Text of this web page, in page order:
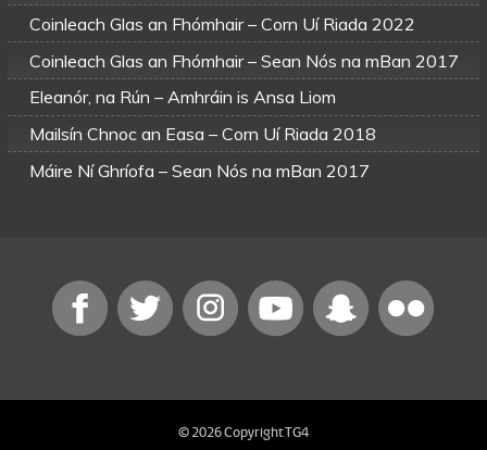
Coinleach Glas an Fhómhair – Corn Uí Riada 2022
Coinleach Glas an Fhómhair – Sean Nós na mBan 2017
Eleanór, na Rún – Amhráin is Ansa Liom
Mailsín Chnoc an Easa – Corn Uí Riada 2018
Máire Ní Ghríofa – Sean Nós na mBan 2017
Píopa Ainde Mhóir – Sean Nós na mBan 2019
Úna Bhán – Corn Uí Riada 24
© 2026 Copyright TG4